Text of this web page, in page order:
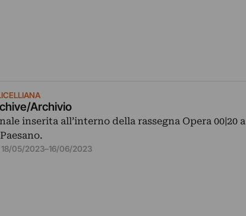
Archivio
inserita all’interno della rassegna Opera 00|20 a
18/05/2023–16/06/2023